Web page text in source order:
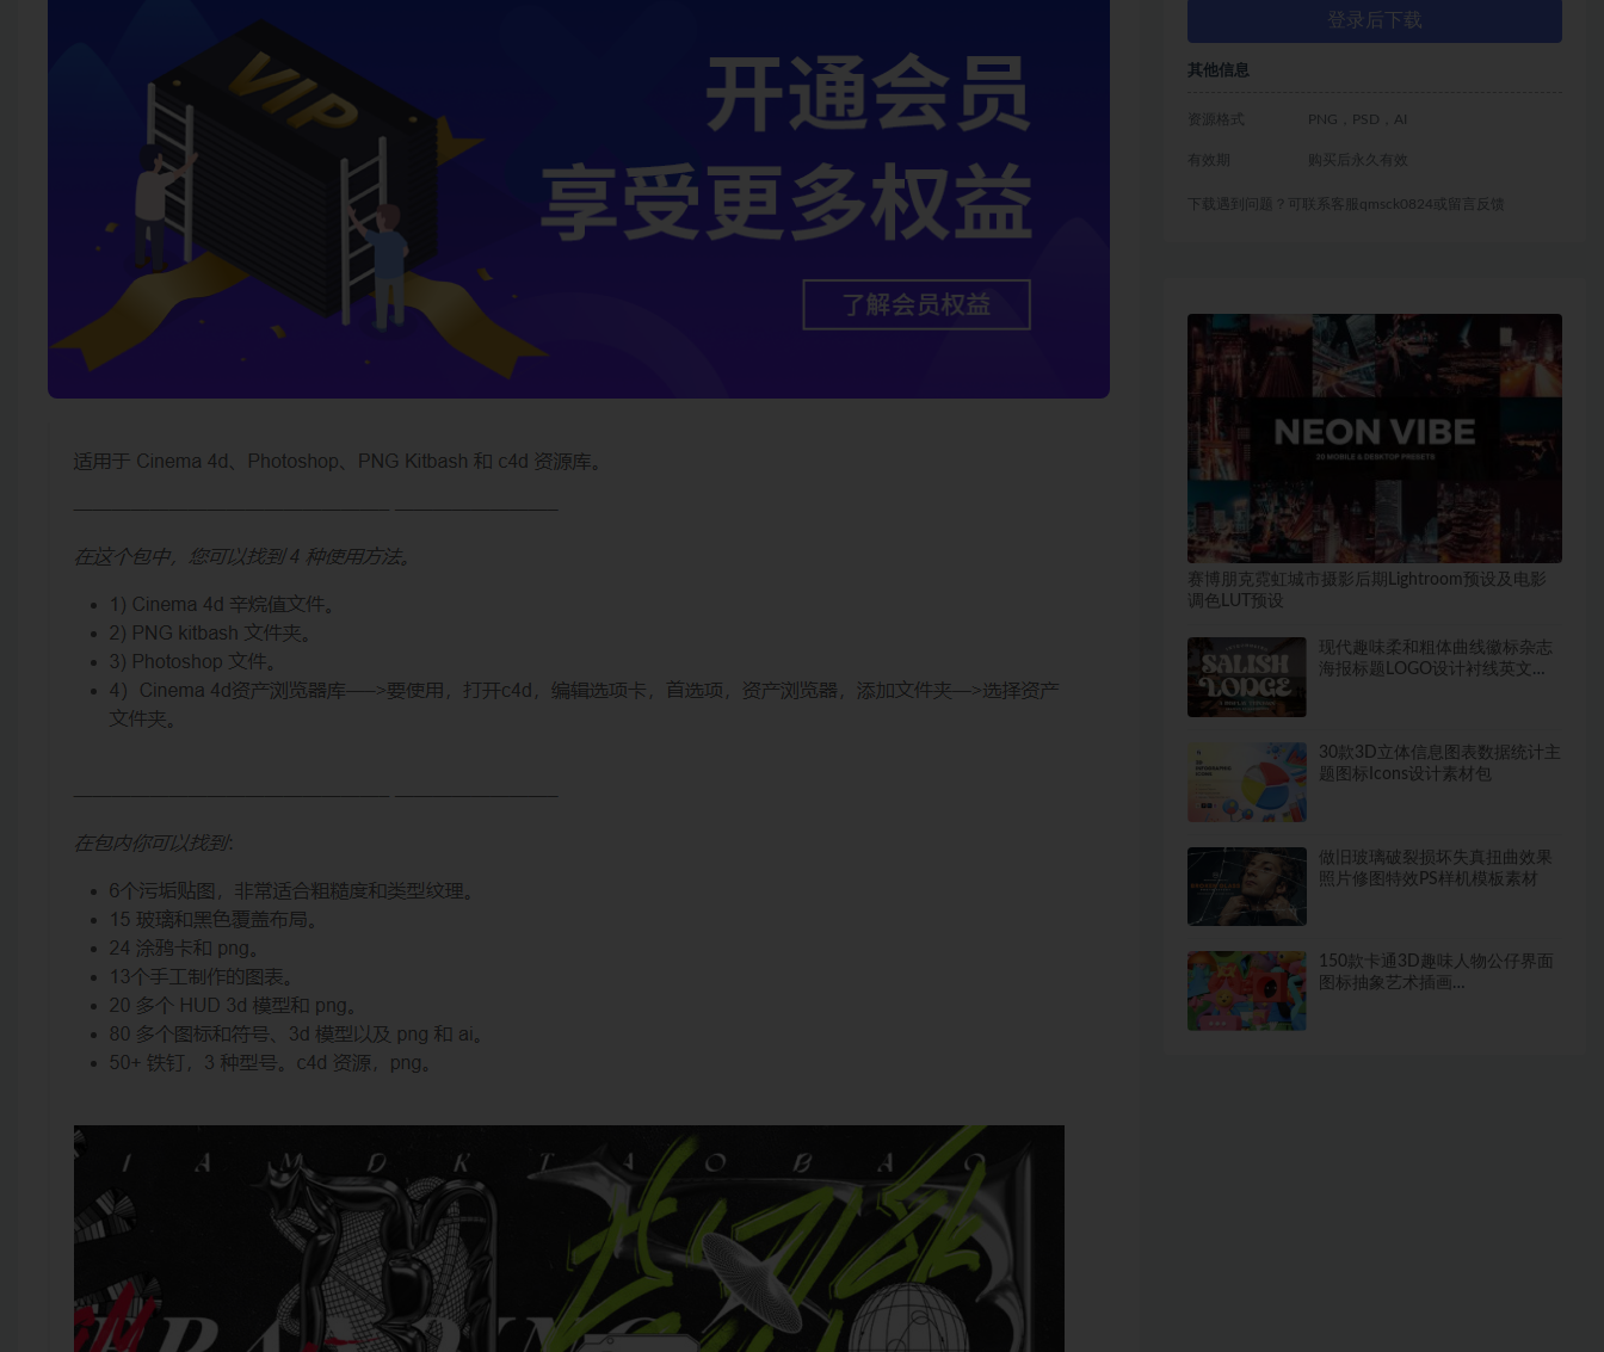
登录后下载
其他信息
资源格式 PNG，PSD，AI
有效期 购买后永久有效
下载遇到问题？可联系客服qmsck0824或留言反馈
赛博朋克霓虹城市摄影后期Lightroom预设及电影
调色LUT预设
现代趣味柔和粗体曲线徽标杂志
海报标题LOGO设计衬线英文字
30款3D立体信息图表数据统计主
题图标Icons设计素材包
做旧玻璃破裂损坏失真扭曲效果
照片修图特效PS样机模板素材
150款卡通3D趣味人物公仔界面
图标抽象艺术插画